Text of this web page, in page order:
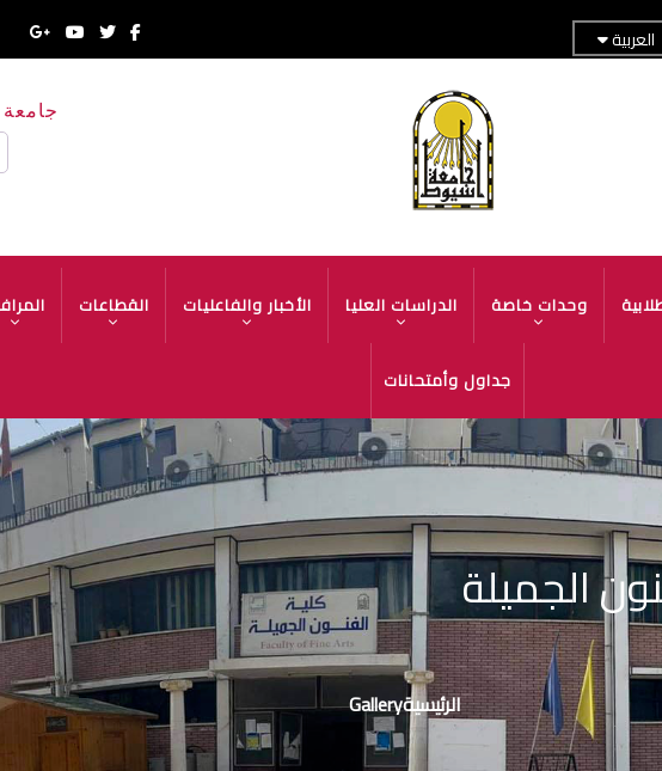
العربية
وحدات خاصة الدراسات العليا الأخبار والفاعليات القطاعات
جداول وأمتحانات
الجميلة
مسار
التنقل
الرئيسيةGallery